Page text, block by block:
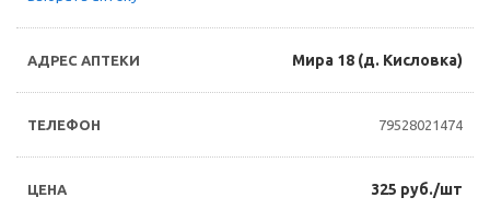
Мира 18 (д. Кисловка)
79528021474
325 руб./шт